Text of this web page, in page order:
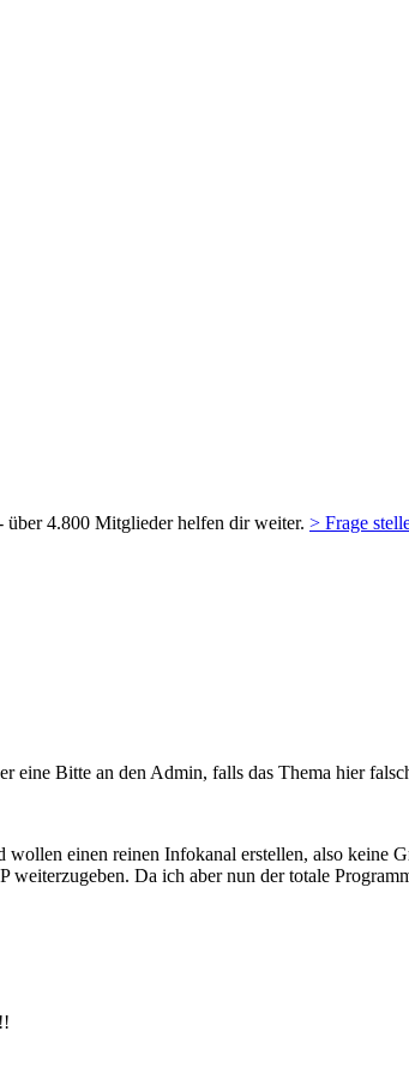
4.800 Mitglieder helfen dir weiter. > Frage
Bitte an den Admin, falls das Thema hier
einen reinen Infokanal erstellen, also keine
Da ich aber nun der totale